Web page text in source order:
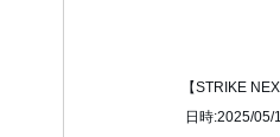
【STRIKE
日時:2025/05/